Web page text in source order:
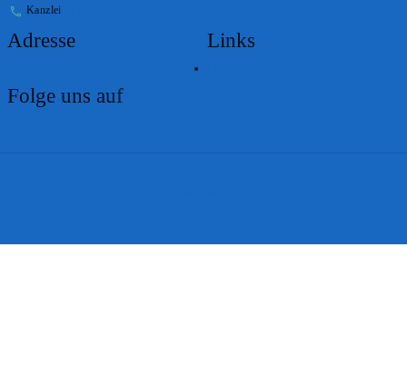
Kanzlei
Adresse Links
Folge uns auf